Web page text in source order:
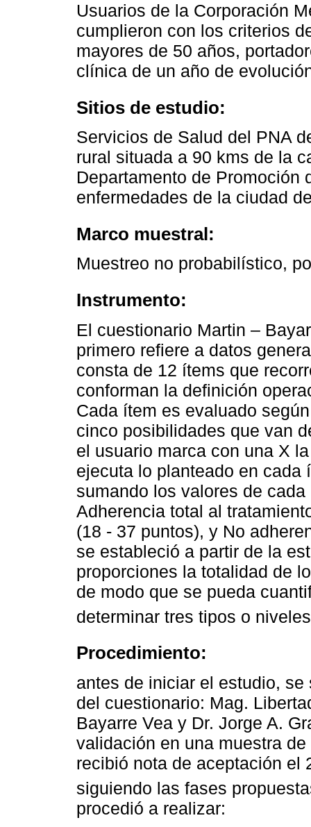
Usuarios de la Corporación
cumplieron con los criterios
mayores de 50 años,
clínica de un año de
Sitios de estudio:
Servicios de Salud del PNA
rural situada a 90 kms de la
Departamento de Promoción
enfermedades de la ciudad
Marco muestral:
Muestreo no probabilístico,
Instrumento:
El cuestionario Martin –
primero refiere a datos
consta de 12 ítems que
conforman la definición
Cada ítem es evaluado
cinco posibilidades que van
el usuario marca con una X
ejecuta lo planteado en cada
sumando los valores de
Adherencia total al
(18 - 37 puntos), y No
se estableció a partir de la
proporciones la totalidad de
de modo que se pueda
determinar tres tipos o
Procedimiento:
antes de iniciar el estudio,
del cuestionario: Mag.
Bayarre Vea y Dr. Jorge A.
validación en una muestra
recibió nota de aceptación el
siguiendo las fases
procedió a realizar: